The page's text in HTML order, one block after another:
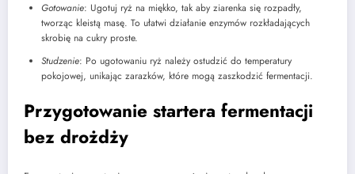
Gotowanie: Ugotuj ryż na miękko, tak aby ziarenka się rozpadły,
tworząc kleistą masę. To ułatwi działanie enzymów rozkładających
skrobię na cukry proste.
Studzenie: Po ugotowaniu ryż należy ostudzić do temperatury
pokojowej, unikając zarazków, które mogą zaszkodzić fermentacji.
Przygotowanie startera fermentacji
bez drożdży